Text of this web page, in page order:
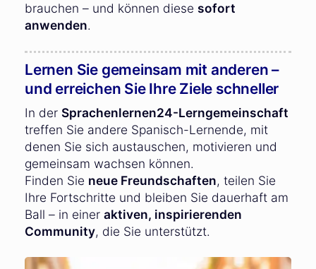
brauchen – und können diese sofort
anwenden.
Lernen Sie gemeinsam mit anderen –
und erreichen Sie Ihre Ziele schneller
In der Sprachenlernen24-Lerngemeinschaft
treffen Sie andere Spanisch-Lernende, mit
denen Sie sich austauschen, motivieren und
gemeinsam wachsen können.
Finden Sie neue Freundschaften, teilen Sie
Ihre Fortschritte und bleiben Sie dauerhaft am
Ball – in einer aktiven, inspirierenden
Community, die Sie unterstützt.